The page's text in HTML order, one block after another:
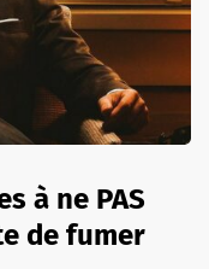
à ne PAS
de fumer